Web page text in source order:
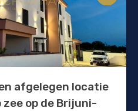
afgelegen locatie
op de Brijuni-